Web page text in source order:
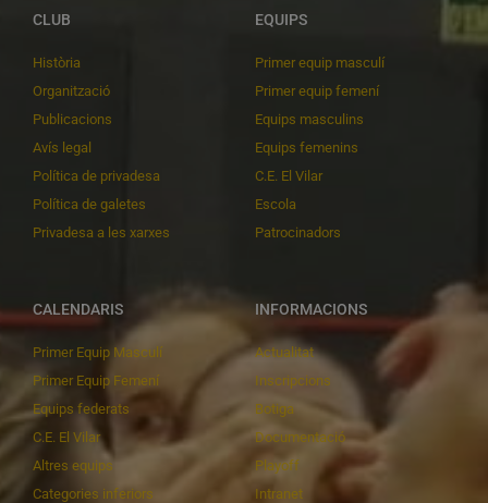
CLUB
Història
Organització
Publicacions
Avís legal
Política de privadesa
Política de galetes
Privadesa a les xarxes
EQUIPS
Primer equip masculí
Primer equip femení
Equips masculins
Equips femenins
C.E. El Vilar
Escola
Patrocinadors
CALENDARIS
Primer Equip Masculí
Primer Equip Femení
Equips federats
C.E. El Vilar
Altres equips
Categories inferiors
INFORMACIONS
Actualitat
Inscripcions
Botiga
Documentació
Playoff
Intranet